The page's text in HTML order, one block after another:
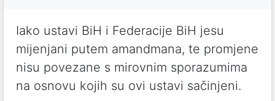
Iako ustavi BiH i Federacije BiH jesu
mijenjani putem amandmana, te promjene
nisu povezane s mirovnim sporazumima
na osnovu kojih su ovi ustavi sačinjeni.